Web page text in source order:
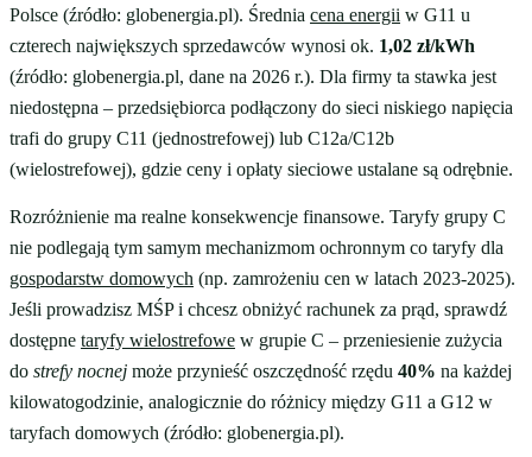
Polsce (źródło: globenergia.pl). Średnia cena energii w G11 u
czterech największych sprzedawców wynosi ok. 1,02 zł/kWh
(źródło: globenergia.pl, dane na 2026 r.). Dla firmy ta stawka jest
niedostępna – przedsiębiorca podłączony do sieci niskiego napięcia
trafi do grupy C11 (jednostrefowej) lub C12a/C12b
(wielostrefowej), gdzie ceny i opłaty sieciowe ustalane są odrębnie.
Rozróżnienie ma realne konsekwencje finansowe. Taryfy grupy C
nie podlegają tym samym mechanizmom ochronnym co taryfy dla
gospodarstw domowych (np. zamrożeniu cen w latach 2023-2025).
Jeśli prowadzisz MŚP i chcesz obniżyć rachunek za prąd, sprawdź
dostępne taryfy wielostrefowe w grupie C – przeniesienie zużycia
do strefy nocnej może przynieść oszczędność rzędu 40% na każdej
kilowatogodzinie, analogicznie do różnicy między G11 a G12 w
taryfach domowych (źródło: globenergia.pl).